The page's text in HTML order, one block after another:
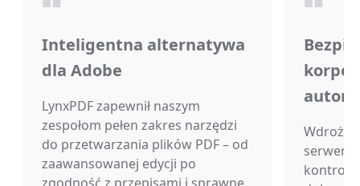
Inteligentna alternatywa
dla Adobe
LynxPDF zapewnił naszym
zespołom pełen zakres narzędzi
do przetwarzania plików PDF – od
zaawansowanej edycji po
kontrolę